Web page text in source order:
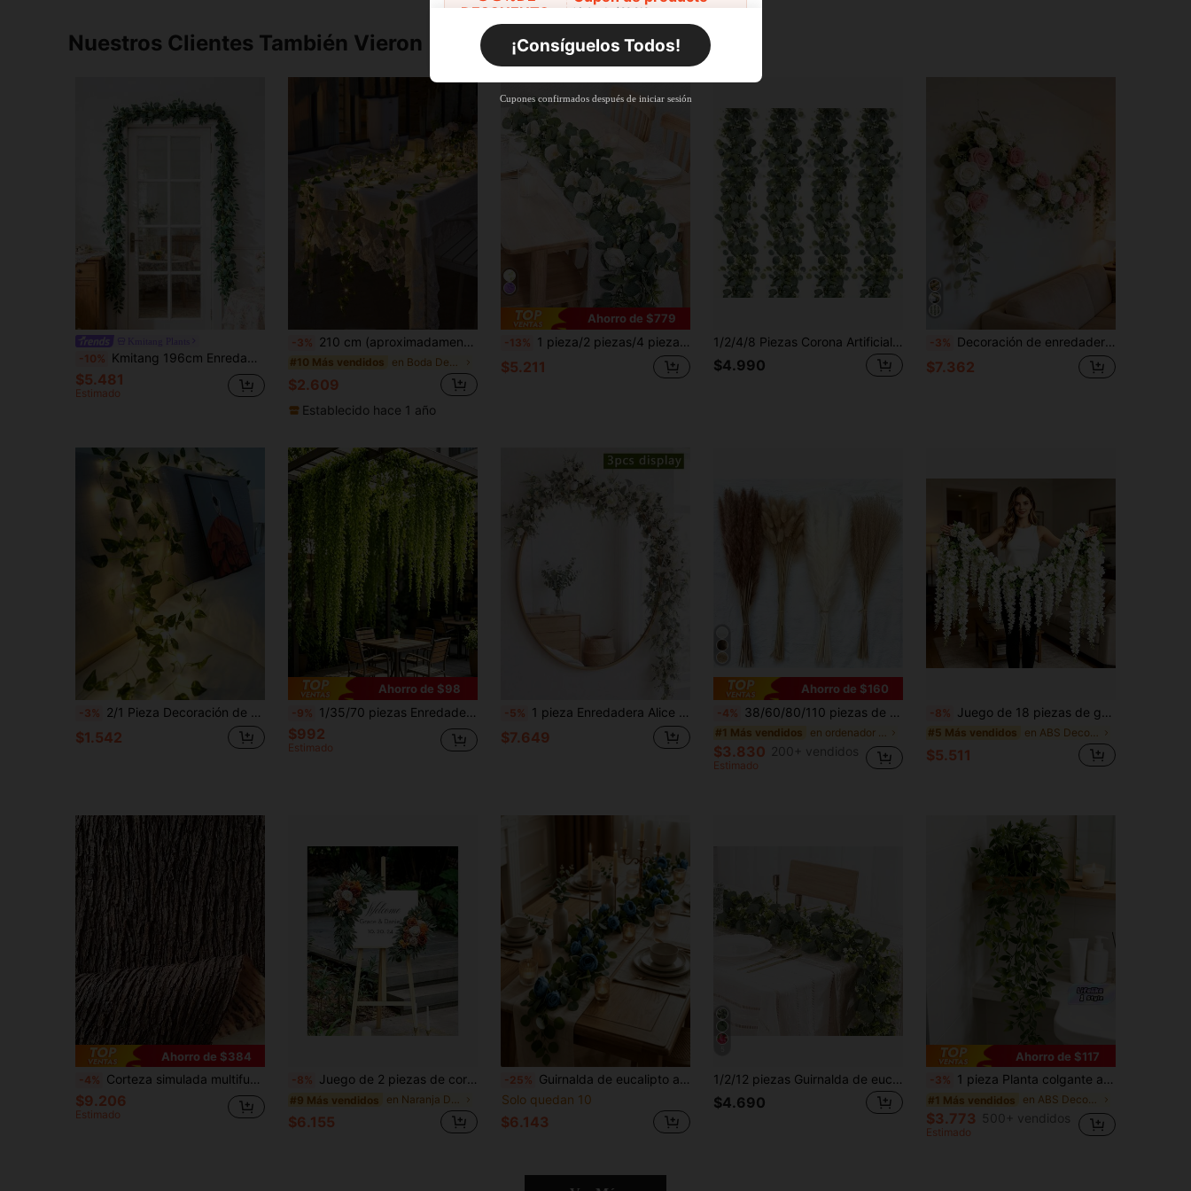
Nuestros Clientes También Vieron
-10% Kmitang 196cm Enredadera artificial de eucalipto para colgar en la pared, larga vid de hojas de sauce sedosas, hiedra perenne falsa, decoración para el hogar, jardín, ventana, boda
$5.481
Estimado
-3% 210 cm (aproximadamente 82,6 pulgadas) Guirnalda de hiedra artificial perenne verde, decoración colgante de corona para dormitorio, pared, boda, fiesta interior, vacaciones, plantas falsas
#10 Más vendidos
$2.609
Establecido hace 1 año
Ahorro de $779
-13% 1 pieza/2 piezas/4 piezas Enredadera artificial de peonía, guirnalda floral de mesa de decoración navideña, adecuada para decoración de habitaciones, corona de eucalipto falso con rosas blancas, guirnalda de follaje de rosas falsas, ideal para bodas, fiestas en el hogar, banderas de mesa de comedor
$5.211
1/2/4/8 Piezas Corona Artificial de Eucalipto de 5.9 Pies con Flores Blancas para Bodas, Fiestas, Decoración del Hogar, Repisa de Chimenea, Camino de Mesa y Decoración Exterior
$4.990
-3% Decoración de enredadera de rosas artificiales de 210cm, guirnalda de hojas de eucalipto falsas, corona de flores de rosas artificiales para decoración del hogar, arco de boda de primavera/verano, jardín familiar, fiesta interior/exterior, pared, Día de la Madre, decoración de ceremonia de graduación
$7.362
-3% 2/1 Pieza Decoración de Enredadera Artificial Verde para Plantas Verdes, Adecuada para Jardines Interiores, Paredes de Bodas, Patios Exteriores, Jardines Familiares, Cercas de Reja, Balcones, Decoración para Fiestas de Bodas, Guirnaldas Artificiales DIY
$1.542
Ahorro de $98
-9% 1/35/70 piezas Enredadera de eucalipto artificial perenne DIY para colgar en todas las estaciones, hojas verdes densas, enredadera de eucalipto artificial de lujo, decoración de pared de enredadera perenne artificial, decoración clásica para el hogar, decoración para bodas y fiestas, fácil de instalar, efecto de planta verde realista para exteriores, regalo de cumpleaños y graduación, decoración de cocina con plantas artificiales, decoración de pared para bodas y fiestas
$992
Estimado
-5% 1 pieza Enredadera Alice de 175 cm, tela de seda, adecuada para decoración de bodas, exteriores, decoración de fiestas, centro de mesa, decoración de primavera y verano
$7.649
Ahorro de $160
-4% 38/60/80/110 piezas de hierba de pampa artificial blanca, ramo de plumas de junco falso de 17.3 pulgadas, estilo bohemio, decoración de jarrón de boda, decoración de corona, decoración de dormitorio, boda bohemia, regalo del Día de la Madre, adecuado para Halloween, Navidad, hogar estético
#1 Más vendidos
$3.830 200+ vendidos
Estimado
-8% Juego de 18 piezas de guirnalda de flores artificiales con enredadera de rosas blancas y flores blancas colgantes, decoración elegante para arco de boda, techo y pared, flores falsas sin riego ni mantenimiento, para patio y gazebo
#5 Más vendidos
$5.511
Ahorro de $384
-4% Corteza simulada multifuncional - Hecha de goma blanda, personalizable al tamaño, perfecta para cubrir tuberías y pilares, decoración de pared, con textura realista de sauce
$9.206
Estimado
-8% Juego de 2 piezas de corona de flores artificiales, adecuado para cartel de bienvenida de boda, decoración de ceremonia de recepción de boda (Terracota)
#9 Más vendidos en Naranja Decoraciones artificiales&Decoraciones
$6.155
-25% Guirnalda de eucalipto artificial con flores de peonía & rosa, camino de mesa floral de seda, ornamento de lujo para hogar oficina hotel jardín patio, decoración para boda fiesta Navidad Halloween Acción de Gracias
Solo quedan 10
$6.143
1/2/12 piezas Guirnalda de eucalipto artificial, flores blancas, guirnalda de eucalipto con hojas plateadas y aliento de bebé de 5.9 pies/180 cm, enredadera de follaje falso, adecuada para boda, fiesta, repisa de chimenea, camino de mesa, decoración del hogar
$4.690
Ahorro de $117
-3% 1 pieza Planta colgante artificial | Planta colgante falsa, planta artificial en maceta en miniatura adecuada para pared de flores DIY, flores falsas resistentes a los rayos UV para jardín colgante, balcón, alféizar de ventana, decoración exterior, ideal para hogar, sala de estar, oficina, baño, decoración de estantería, decoración de boda y cumpleaños, perfecta para decoración de primavera y verano al aire libre y del patio
#1 Más vendidos en ABS Decoraciones artificiales&Decoraciones arti
$3.773 500+ vendidos
Estimado
DESCUENTO
Pedidos de +$27.936
Límite de $36.316
Nuevo usuario
63%DE
DESCUENTO
Pedidos de +$37.248
Cupón de producto
Límite de $36.316
Nuevo usuario
Cupón de producto
Límite de $49.353
Por tiempo limitado
¡Consíguelos Todos!
Cupones confirmados después de iniciar sesión